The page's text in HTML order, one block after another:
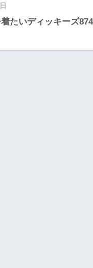
着たいディッキーズ